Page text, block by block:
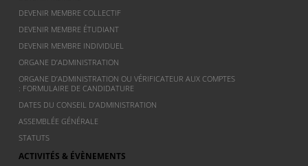
DEVENIR MEMBRE COLLECTIF
DEVENIR MEMBRE ÉTUDIANT
DEVENIR MEMBRE INDIVIDUEL
ORGANE D’ADMINISTRATION
ORGANE D’ADMINISTRATION OU VÉRIFICATEUR AUX COMPTES
: FORMULAIRE DE CANDIDATURE
DATES DU CONSEIL D’ADMINISTRATION
ASSEMBLÉE GÉNÉRALE
STATUTS
ACTIVITÉS & ÉVÈNEMENTS